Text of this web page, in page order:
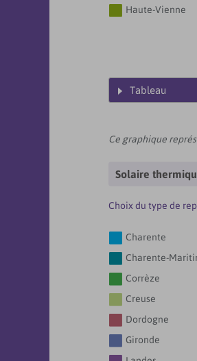
Haute-Vienne
Tableau
Ce graphique
Solaire
Choix du type de
Charente
Charente-
Corrèze
Creuse
Dordogne
Gironde